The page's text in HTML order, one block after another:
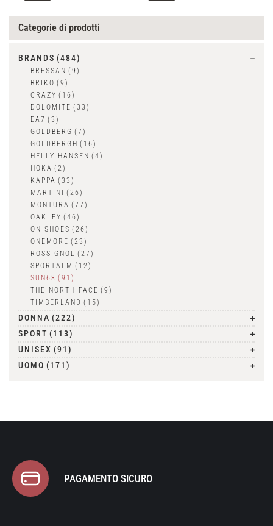
Categorie di prodotti
BRANDS (484)
BRESSAN (9)
BRIKO (9)
CRAZY (16)
DOLOMITE (33)
EA7 (3)
GOLDBERG (7)
GOLDBERGH (16)
HELLY HANSEN (4)
HOKA (2)
KAPPA (33)
MARTINI
(26)
MONTURA (77)
OAKLEY (46)
ON SHOES (26)
ONEMORE (23)
ROSSIGNOL (27)
SPORTALM (12)
SUN68 (91)
THE NORTH FACE (9)
TIMBERLAND (15)
DONNA (222)
SPORT (113)
UNISEX (91)
UOMO (171)
PAGAMENTO SICURO